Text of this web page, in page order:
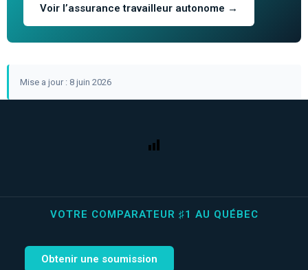
Voir l’assurance travailleur autonome →
Mise a jour : 8 juin 2026
VOTRE COMPARATEUR ♯1 AU QUÉBEC
Obtenir une soumission